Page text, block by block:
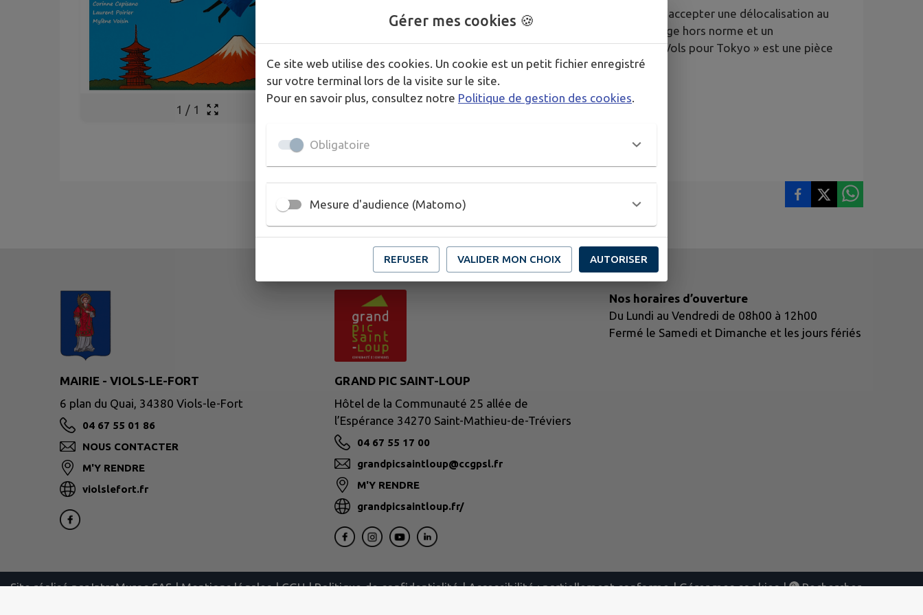
1 / 1
Trois comédiennes d’une série télé à bout de souffle doivent accepter une délocalisation au
Japon. Mais dans le show-business rien n'est simple : un mariage hors norme et un
licenciement viennent perturber les préparatifs de voyage. « Vols pour Tokyo » est une pièce
qui mêle l'absurde et le comique.
MAIRIE - VIOLS-LE-FORT
6 plan du Quai, 34380 Viols-le-Fort
04 67 55 01 86
NOUS CONTACTER
M'Y RENDRE
violslefort.fr
GRAND PIC SAINT-LOUP
Hôtel de la Communauté 25 allée de
l’Espérance 34270 Saint-Mathieu-de-Tréviers
04 67 55 17 00
grandpicsaintloup@ccgpsl.fr
M'Y RENDRE
grandpicsaintloup.fr/
Nos horaires d’ouverture
Du Lundi au Vendredi de 08h00 à 12h00
Fermé le Samedi et Dimanche et les jours fériés
Site réalisé par IntraMuros SAS |Mentions légales |CGU |Politique de confidentialité |Accessibilité : partiellement conforme |Gérer mes cookies |
Rechercher
Gérer mes cookies 🍪
Ce site web utilise des cookies. Un cookie est un petit fichier enregistré
sur votre terminal lors de la visite sur le site.
Pour en savoir plus, consultez notre Politique de gestion des cookies
Obligatoire
Mesure d'audience (Matomo)
REFUSER VALIDER MON CHOIX AUTORISER